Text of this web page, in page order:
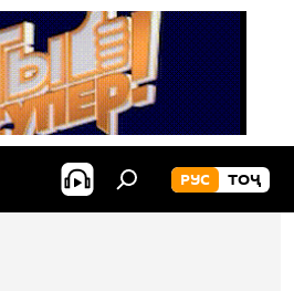
РУС ТОҶ